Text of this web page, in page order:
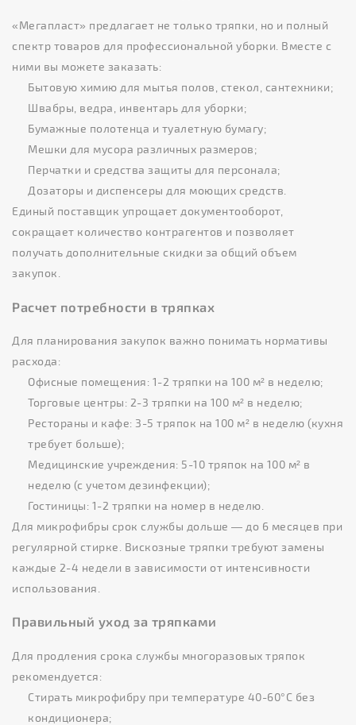
«Мегапласт» предлагает не только тряпки, но и полный
спектр товаров для профессиональной уборки. Вместе с
ними вы можете заказать:
Бытовую химию для мытья полов, стекол, сантехники;
Швабры, ведра, инвентарь для уборки;
Бумажные полотенца и туалетную бумагу;
Мешки для мусора различных размеров;
Перчатки и средства защиты для персонала;
Дозаторы и диспенсеры для моющих средств.
Единый поставщик упрощает документооборот,
сокращает количество контрагентов и позволяет
получать дополнительные скидки за общий объем
закупок.
Расчет потребности в тряпках
Для планирования закупок важно понимать нормативы
расхода:
Офисные помещения: 1-2 тряпки на 100 м² в неделю;
Торговые центры: 2-3 тряпки на 100 м² в неделю;
Рестораны и кафе: 3-5 тряпок на 100 м² в неделю (кухня
требует больше);
Медицинские учреждения: 5-10 тряпок на 100 м² в
неделю (с учетом дезинфекции);
Гостиницы: 1-2 тряпки на номер в неделю.
Для микрофибры срок службы дольше — до 6 месяцев при
регулярной стирке. Вискозные тряпки требуют замены
каждые 2-4 недели в зависимости от интенсивности
использования.
Правильный уход за тряпками
Для продления срока службы многоразовых тряпок
рекомендуется:
Стирать микрофибру при температуре 40-60°C без
кондиционера;